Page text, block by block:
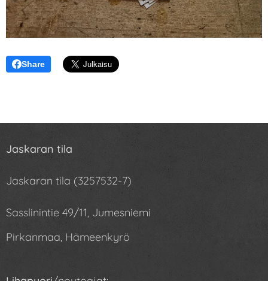
Share
Jaskaran tila
Jaskaran tila (3257532-7)
Sasslinintie 49/11, Jumesniemi
Pirkanmaa, Hämeenkyrö